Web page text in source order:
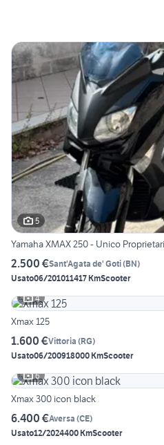
5
Yamaha XMAX 250 - Unico
2.500 €Sant'Agata de' Goti(BN)
Usato06/201011417 KmScooter
4
Xmax 125
1.600 €Vittoria (RG)
Usato06/200918000 KmScooter
6
Xmax 300 icon black
6.400 €Aversa (CE)
Usato12/2024400 KmScooter